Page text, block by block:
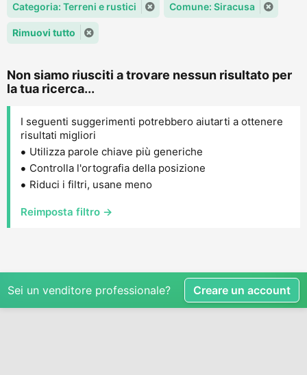
Categoria: Terreni e rustici Comune: Siracusa
Rimuovi tutto
Non siamo riusciti a trovare nessun risultato per
la tua ricerca...
I seguenti suggerimenti potrebbero aiutarti a ottenere
risultati migliori
Utilizza parole chiave più generiche
Controlla l'ortografia della posizione
Riduci i filtri, usane meno
Reimposta filtro →
Sei un venditore professionale? Creare un account